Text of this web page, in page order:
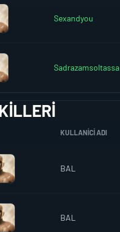
Sexandyou
Sadrazamsoltassa
KULLANICI ADI
BAL
BAL